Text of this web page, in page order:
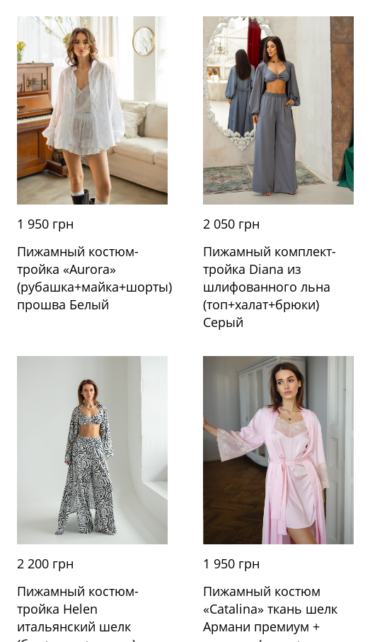
1 950 грн
Пижамный костюм-
тройка «Aurora»
(рубашка+майка+шорты)
прошва Белый
2 050 грн
Пижамный комплект-
тройка Diana из
шлифованного льна
(топ+халат+брюки)
Серый
2 200 грн
Пижамный костюм-
тройка Helen
итальянский шелк
1 950 грн
Пижамный костюм
«Catalina» ткань шелк
Армани премиум +